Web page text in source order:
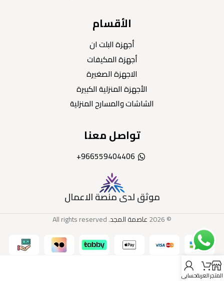
الأقسام
أجهزة البلت ان
أجهزة المكيفات
الاجهزة الصغيرة
الأجهزة المنزلية الكبيرة
الشاشات والمسارح المنزلية
تواصل معنا
966559404406+
موثق لدى منصة الاعمال
© 2026 عاصمة المجد. All rights reserved
المتجرالعربةحسابي